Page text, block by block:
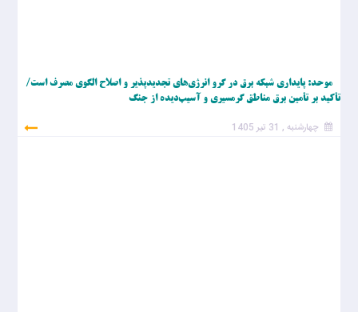
موحد: پایداری شبکه برق در گرو انرژی‌های تجدیدپذیر و اصلاح الگوی مصرف است/
تأکید بر تأمین برق مناطق گرمسیری و آسیب‌دیده از جنگ
چهارشنبه , 31 تیر 1405